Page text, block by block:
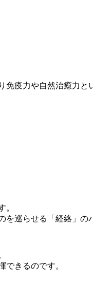
疫力や自然治癒力
。
巡らせる「経絡」の
きるのです。